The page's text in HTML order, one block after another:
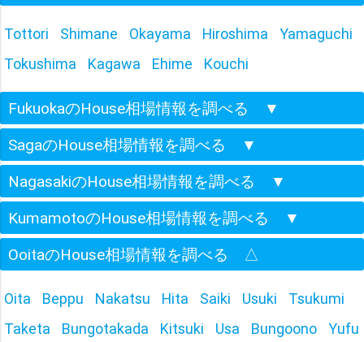
Tottori Shimane Okayama Hiroshima
Yamaguchi
Tokushima
Kagawa Ehime Kouchi
FukuokaのHouse相場情報を調べる ▼
SagaのHouse相場情報を調べる ▼
NagasakiのHouse相場情報を調べる ▼
KumamotoのHouse相場情報を調べる ▼
OoitaのHouse相場情報を調べる △
Oita Beppu Nakatsu Hita Saiki Usuki
Tsukumi
Taketa
Bungotakada Kitsuki Usa Bungoono
Yufu